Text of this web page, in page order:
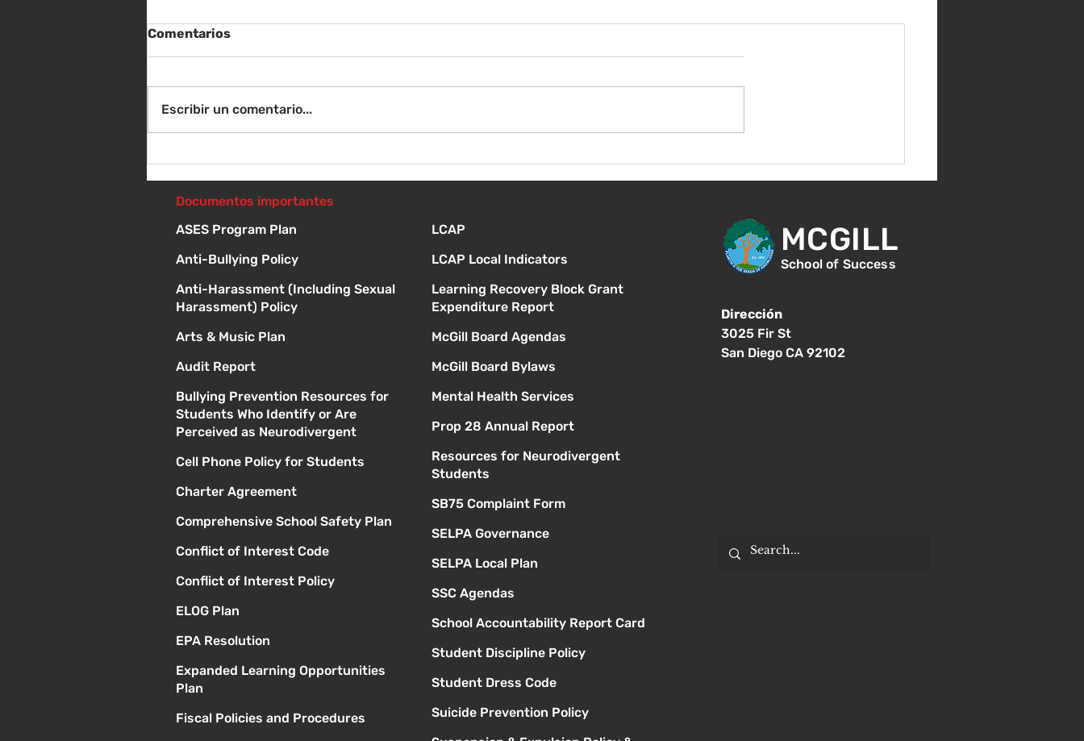
directiva
¡Bienvenida de nuevo!
Comentarios
Escribir un comentario...
Documentos importantes
ASES Program Plan
Anti-Bullying Policy
Anti-Harassment (Including Sexual
Harassment) Policy
Arts & Music Plan
Audit Report
Bullying Prevention Resources for
Students Who Identify or Are
Perceived as Neurodivergent
Cell Phone Policy for Students
Charter Agreement
Comprehensive School Safety Plan
Conflict of Interest Code
Conflict of Interest Policy
ELOG Plan
EPA Resolution
Expanded Learning Opportunities
Plan
Fiscal Policies and Procedures
LCAP
LCAP Local Indicators
Learning Recovery Block Grant
Expenditure Report
McGill Board Agendas
McGill Board Bylaws
Mental Health Services
Prop 28 Annual Report
Resources for Neurodivergent
Students
SB75 Complaint Form
SELPA Governance
SELPA Local Plan
SSC Agendas
School Accountability Report Card
Student Discipline Policy
Student Dress Code
Suicide Prevention Policy
MCGILL
School of Success
Dirección
3025 Fir St
San Diego CA 92102